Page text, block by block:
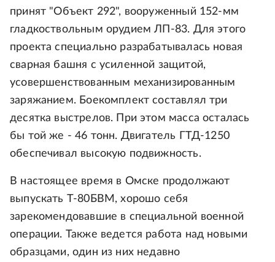
принят "Объект 292", вооруженный 152-мм
гладкоствольным орудием ЛП-83. Для этого
проекта специально разрабатывалась новая
сварная башня с усиленной защитой,
усовершенствованным механизированным
заряжанием. Боекомплект составлял три
десятка выстрелов. При этом масса осталась
бы той же - 46 тонн. Двигатель ГТД-1250
обеспечивал высокую подвижность.
В настоящее время в Омске продолжают
выпускать Т-80БВМ, хорошо себя
зарекомендовавшие в специальной военной
операции. Также ведется работа над новыми
образцами, один из них недавно